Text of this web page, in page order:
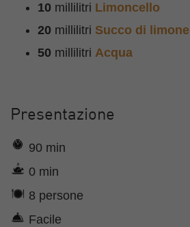
10 millilitri Limoncello
20 millilitri Succo di limone
50 millilitri Acqua
Presentazione
90 min
0 min
8 persone
Facile